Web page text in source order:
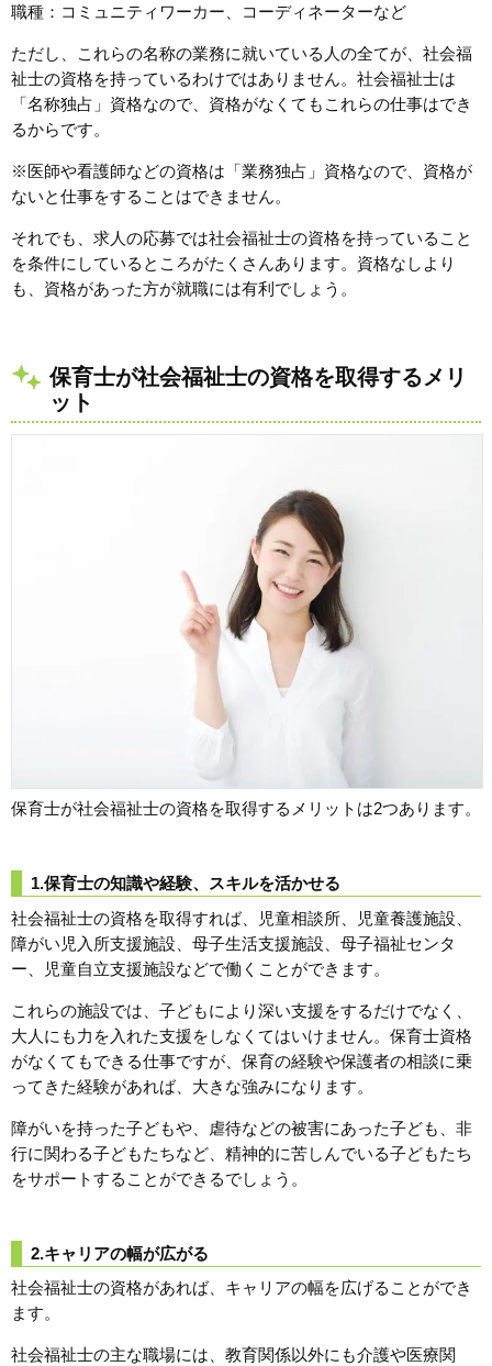
職種：コミュニティワーカー、コーディネーターなど
ただし、これらの名称の業務に就いている人の全てが、社会福
祉士の資格を持っているわけではありません。社会福祉士は
「名称独占」資格なので、資格がなくてもこれらの仕事はでき
るからです。
※医師や看護師などの資格は「業務独占」資格なので、資格が
ないと仕事をすることはできません。
それでも、求人の応募では社会福祉士の資格を持っていること
を条件にしているところがたくさんあります。資格なしより
も、資格があった方が就職には有利でしょう。
保育士が社会福祉士の資格を取得するメリ
ット
保育士が社会福祉士の資格を取得するメリットは2つあります。
1.保育士の知識や経験、スキルを活かせる
社会福祉士の資格を取得すれば、児童相談所、児童養護施設、
障がい児入所支援施設、母子生活支援施設、母子福祉センタ
ー、児童自立支援施設などで働くことができます。
これらの施設では、子どもにより深い支援をするだけでなく、
大人にも力を入れた支援をしなくてはいけません。保育士資格
がなくてもできる仕事ですが、保育の経験や保護者の相談に乗
ってきた経験があれば、大きな強みになります。
障がいを持った子どもや、虐待などの被害にあった子ども、非
行に関わる子どもたちなど、精神的に苦しんでいる子どもたち
をサポートすることができるでしょう。
2.キャリアの幅が広がる
社会福祉士の資格があれば、キャリアの幅を広げることができ
ます。
社会福祉士の主な職場には、教育関係以外にも介護や医療関